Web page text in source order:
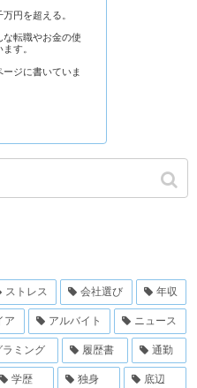
円を超える。
な転職やお金の使
す。
ジに書いていま
ストレス 会社選び 年収
ア アルバイト ニュース
ラミング 履歴書 通勤
学歴 独身 底辺